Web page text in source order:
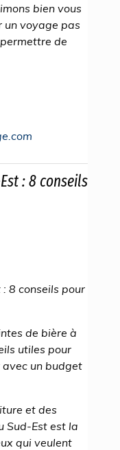
bien vous
un voyage pas
de
: 8 conseils
8 conseils pour
de bière à
utiles pour
un budget
et des
Sud-Est est la
qui veulent